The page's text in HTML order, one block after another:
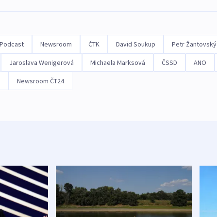
Podcast Newsroom ČTK David Soukup Petr Žantovský
Jaroslava Wenigerová Michaela Marksová ČSSD ANO
Newsroom ČT24